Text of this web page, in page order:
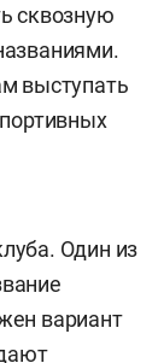
сквозную
выступать
Один из
вариант